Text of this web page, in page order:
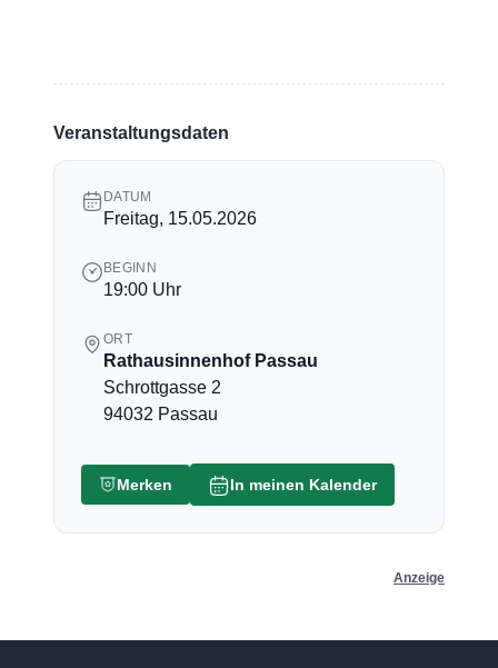
Veranstaltungsdaten
DATUM
Freitag, 15.05.2026
BEGINN
19:00 Uhr
ORT
Rathausinnenhof Passau
Schrottgasse 2
94032 Passau
Merken In meinen Kalender
Anzeige